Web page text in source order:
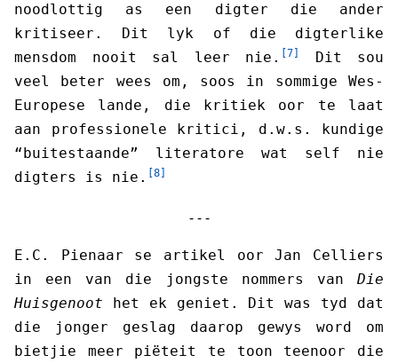
noodlottig as een digter die ander
kritiseer. Dit lyk of die digterlike
mensdom nooit sal leer nie.
[7]
Dit sou
veel beter wees om, soos in sommige Wes-
Europese lande, die kritiek oor te laat
aan professionele kritici, d.w.s. kundige
“buitestaande” literatore wat self nie
digters is nie.
[8]
- - -
E.C. Pienaar se artikel oor Jan Celliers
in een van die jongste nommers van Die
Huisgenoot het ek geniet. Dit was tyd dat
die jonger geslag daarop gewys word om
bietjie meer piëteit te toon teenoor die